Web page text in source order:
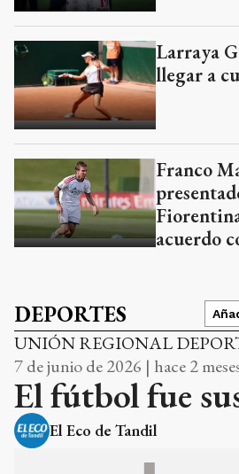
Larraya
llegar a
Franco
acuerdo
DEPORTES
UNIÓN REGIONAL
7 de junio de 2026 | hace 2
El fútbol fue
El Eco de Tandil